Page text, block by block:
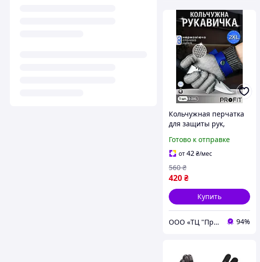
Кольчужная перчатка
для защиты рук,
строительные,
рабочие защитные,
Готово к отправке
от42 ₴/мес
420₴
560 ₴
Купить
ООО «ТЦ "Профит"» 94%